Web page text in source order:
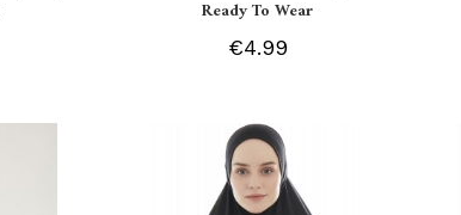
Ready To Wear
€4.99